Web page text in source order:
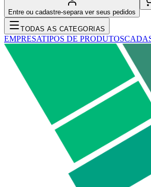
Entre ou cadastre-separa ver seus pedidos
TODAS AS CATEGORIAS
EMPRESATIPOS DE PRODUTOS